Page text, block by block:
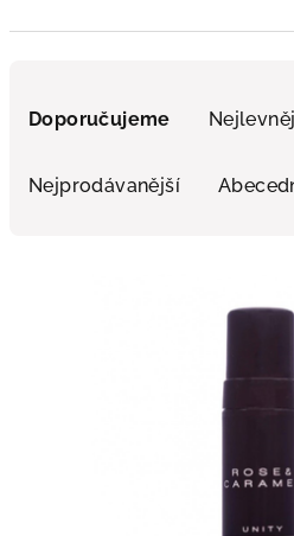
Doporučujeme
Nejprodávanější